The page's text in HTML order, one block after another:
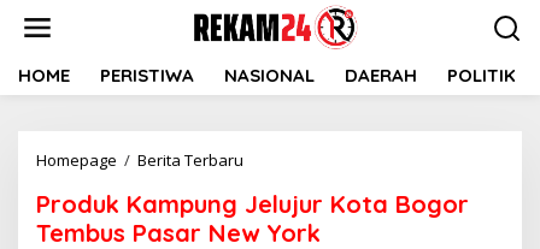
HOME PERISTIWA NASIONAL DAERAH POLITIK
Homepage / Berita Terbaru
Jelujur
Kota
Produk Kampung Jelujur Kota Bogor
Tembus Pasar New York